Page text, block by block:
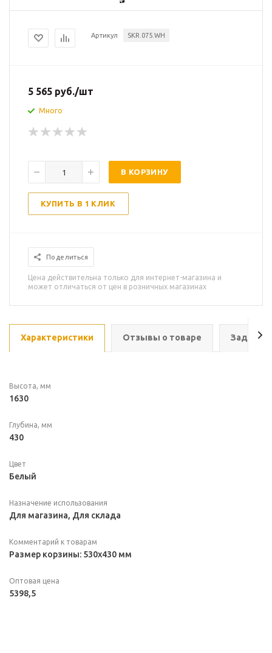
Артикул SKR.075.WH
5 565 руб./шт
Много
В КОРЗИНУ
КУПИТЬ В 1 КЛИК
Поделиться
Цена действительна только для интернет-магазина и
может отличаться от цен в розничных магазинах
Характеристики Отзывы о товаре Задать
Высота, мм
1630
Глубина, мм
430
Цвет
Белый
Назначение использования
Для магазина, Для склада
Комментарий к товарам
Размер корзины: 530х430 мм
Оптовая цена
5398,5